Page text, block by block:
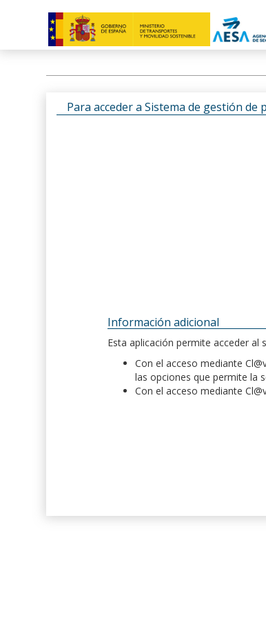
Para acceder a Sistema de gestión
Información adicional
Esta aplicación permite acceder al
Con el acceso mediante
las opciones que permite la
Con el acceso mediante